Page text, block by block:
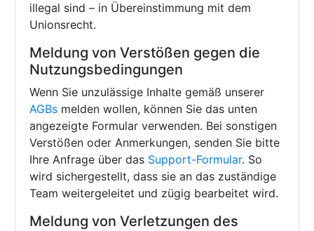
illegal sind – in Übereinstimmung mit dem
Unionsrecht.
Meldung von Verstößen gegen die
Nutzungsbedingungen
Wenn Sie unzulässige Inhalte gemäß unserer
AGBs melden wollen, können Sie das unten
angezeigte Formular verwenden. Bei sonstigen
Verstößen oder Anmerkungen, senden Sie bitte
Ihre Anfrage über das Support-Formular. So
wird sichergestellt, dass sie an das zuständige
Team weitergeleitet und zügig bearbeitet wird.
Meldung von Verletzungen des